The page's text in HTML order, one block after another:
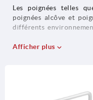
Les poignées telles
poignées alcôve et
différents
servent par ex. à ouvrir
Les poignées
Afficher plus